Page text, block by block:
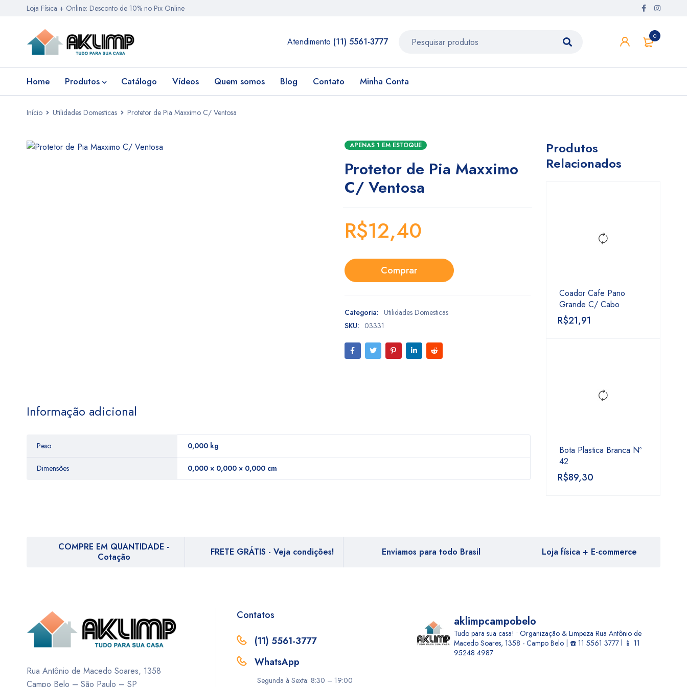
Loja Física + Online: Desconto de 10% no Pix Online
0
Atendimento (11) 5561-3777
Home Produtos Catálogo Vídeos Quem somos Blog Contato Minha Conta
Início Utilidades Domesticas Protetor de Pia Maxximo C/ Ventosa
APENAS 1 EM ESTOQUE
Protetor de Pia Maxximo
C/ Ventosa
R$12,40
Comprar
Categoria: Utilidades Domesticas
SKU: 03331
Informação adicional
Peso 0,000 kg
Dimensões 0,000 × 0,000 × 0,000 cm
Produtos
Relacionados
Coador Cafe Pano
Grande C/ Cabo
R$21,91
Bota Plastica Branca Nº
42
R$89,30
COMPRE EM QUANTIDADE -
Cotação
FRETE GRÁTIS - Veja condições! Enviamos para todo Brasil Loja física + E-commerce
Rua Antônio de Macedo Soares, 1358
Campo Belo – São Paulo – SP
Contatos
(11) 5561-3777
WhatsApp
Segunda à Sexta: 8:30 – 19:00
aklimpcampobelo
Tudo para sua casa! • Organização & Limpeza Rua Antônio de
Macedo Soares, 1358 - Campo Belo | ☎️ 11 5561 3777 l 📱 11
95248 4987